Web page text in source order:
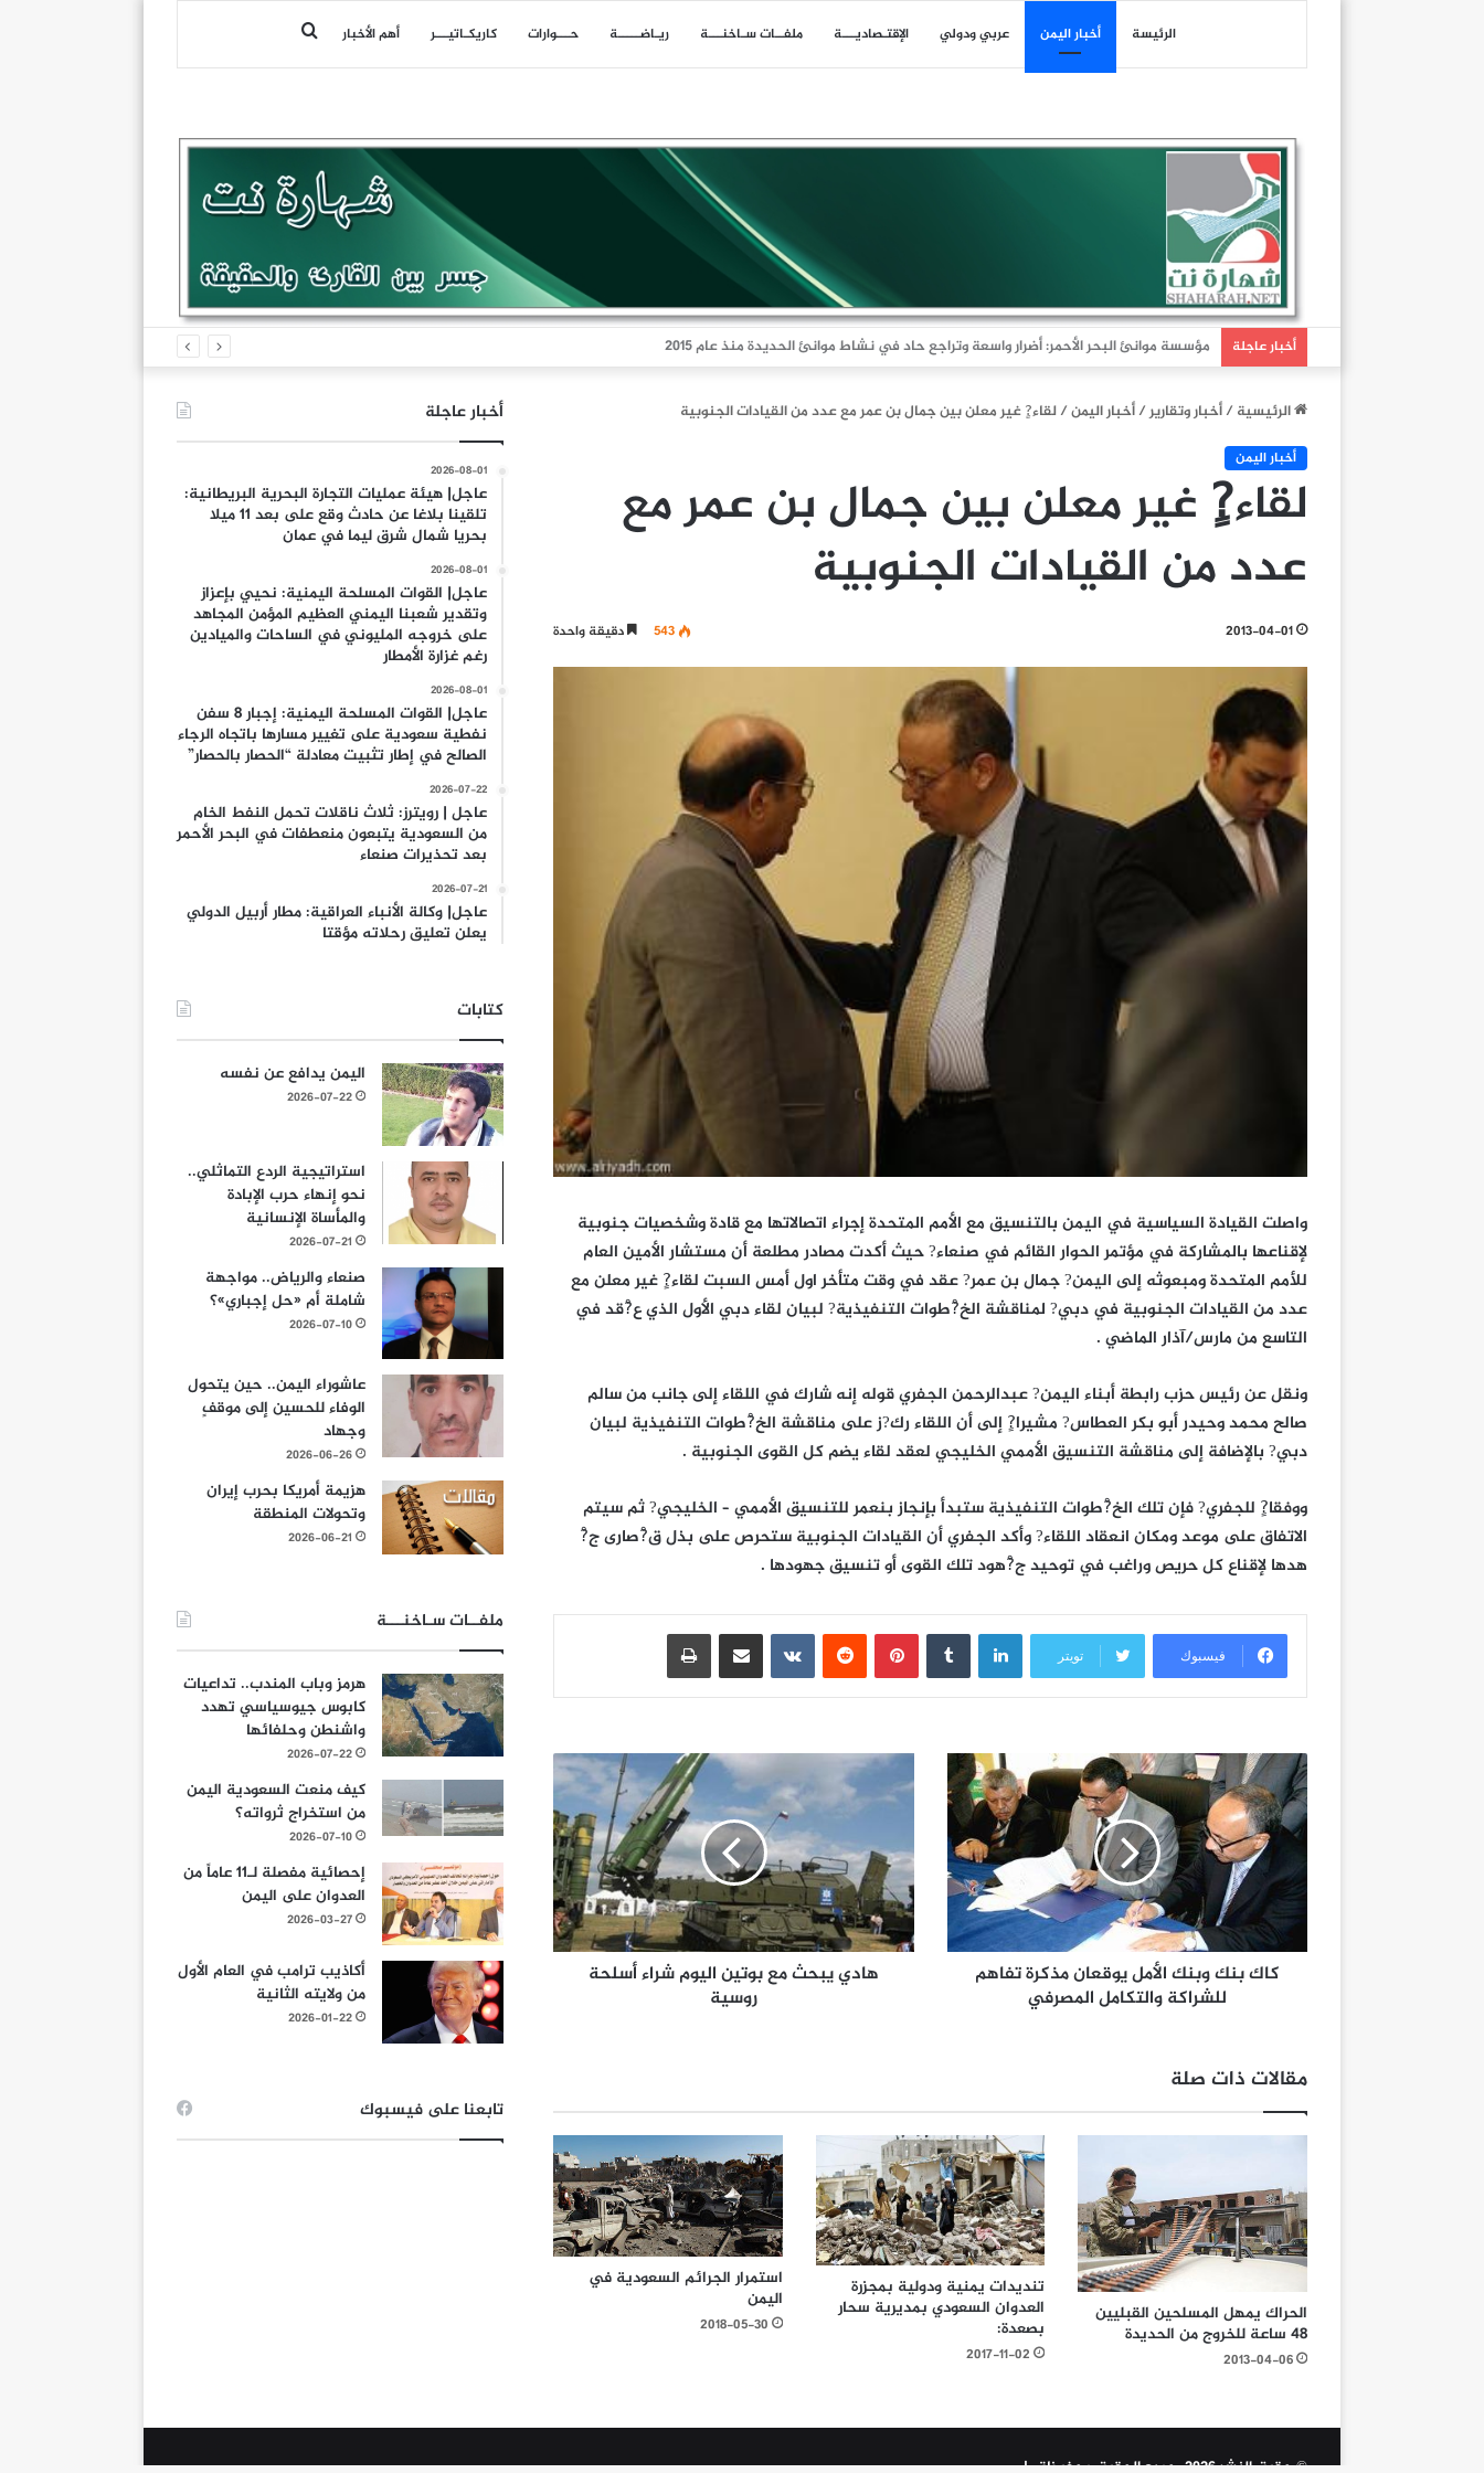
الرئيسة أخبار اليمن عربي ودولي اﻹقتـصاديـــة ملفــات سـاخنـــة ريـاضـــــة حـــوارات كاريكـاتيـــر أهم الأخبار بحث
أخبار عاجلة عاجل| هيئة عمليات التجارة البحرية البريطانية: تلقينا بلاغا عن حادث وقع على بعد 11 ميلا بحريا شمال شرق ليما في عمان
الرئيسية/أخبار وتقارير/أخبار اليمن/لقاء?ٍ غير معلن بين جمال بن عمر مع عدد من القيادات الجنوبية
أخبار اليمن
لقاء?ٍ غير معلن بين جمال بن عمر مع
عدد من القيادات الجنوبية
2013-04-01
543 دقيقة واحدة
واصلت القيادة السياسية في اليمن بالتنسيق مع الأمم المتحدة إجراء اتصالاتها مع قادة وشخصيات جنوبية
لإقناعها بالمشاركة في مؤتمر الحوار القائم في صنعاء? حيث أكدت مصادر مطلعة أن مستشار الأمين العام
للأمم المتحدة ومبعوثه إلى اليمن? جمال بن عمر? عقد في وقت متأخر اول أمس السبت لقاء?ٍ غير معلن مع
عدد من القيادات الجنوبية في دبي? لمناقشة الخ?ْطوات التنفيذية? لبيان لقاء دبي الأول الذي ع?ْقد في
التاسع من مارس/آذار الماضي .
ونقل عن رئيس حزب رابطة أبناء اليمن? عبدالرحمن الجفري قوله إنه شارك في اللقاء إلى جانب من سالم
صالح محمد وحيدر أبو بكر العطاس? مشيرا?ٍ إلى أن اللقاء رك?ز على مناقشة الخ?ْطوات التنفيذية لبيان
دبي? بالإضافة إلى مناقشة التنسيق الأممي الخليجي لعقد لقاء يضم كل القوى الجنوبية .
ووفقا?ٍ للجفري? فإن تلك الخ?ْطوات التنفيذية ستبدأ بإنجاز بنعمر للتنسيق الأممي – الخليجي? ثم سيتم
الاتفاق على موعد ومكان انعقاد اللقاء? وأكد الجفري أن القيادات الجنوبية ستحرص على بذل ق?ْصارى ج?ْ
هدها لإقناع كل حريص وراغب في توحيد ج?ْهود تلك القوى أو تنسيق جهودها .
فيسبوك تويتر
لينكدإن بينتيريست مشاركة عبر البريد طباعة
كاك بنك وبنك الأمل يوقعان مذكرة تفاهم
للشراكة والتكامل المصرفي
هادي يبحث مع بوتين اليوم شراء أسلحة
روسية
مقالات ذات صلة
الحراك يمهل المسلحين القبليين
48 ساعة للخروج من الحديدة
2013-04-06
تنديدات يمنية ودولية بمجزرة
العدوان السعودي بمديرية سحار
بصعدة:
2017-11-02
استمرار الجرائم السعودية في
اليمن
2018-05-30
أخبار عاجلة
2026-08-01
عاجل| هيئة عمليات التجارة البحرية البريطانية:
تلقينا بلاغا عن حادث وقع على بعد 11 ميلا
بحريا شمال شرق ليما في عمان
2026-08-01
عاجل| القوات المسلحة اليمنية: نحيي بإعزاز
وتقدير شعبنا اليمني العظيم المؤمن المجاهد
على خروجه المليوني في الساحات والميادين
رغم غزارة الأمطار
2026-08-01
عاجل| القوات المسلحة اليمنية: إجبار 8 سفن
نفطية سعودية على تغيير مسارها باتجاه الرجاء
الصالح في إطار تثبيت معادلة “الحصار بالحصار”
2026-07-22
عاجل | رويترز: ثلاث ناقلات تحمل النفط الخام
من السعودية يتبعون منعطفات في البحر الأحمر
بعد تحذيرات صنعاء
2026-07-21
عاجل| وكالة الأنباء العراقية: مطار أربيل الدولي
يعلن تعليق رحلاته مؤقتا
كتابات
اليمن يدافع عن نفسه
2026-07-22
استراتيجية الردع التماثلي..
نحو إنهاء حرب الإبادة
والمأساة الإنسانية
2026-07-21
صنعاء والرياض.. مواجهة
شاملة أم «حل إجباري»؟
2026-07-10
عاشوراء اليمن.. حين يتحول
الوفاء للحسين إلى موقفٍ
وجهاد
2026-06-26
هزيمة أمريكا بحرب إيران
وتحولات المنطقة
2026-06-21
ملفــات سـاخنـــة
هرمز وباب المندب.. تداعيات
كابوس جيوسياسي تهدد
واشنطن وحلفائها
2026-07-22
كيف منعت السعودية اليمن
من استخراج ثرواته؟
2026-07-10
إحصائية مفصلة لـ11 عاماً من
العدوان على اليمن
2026-03-27
أكاذيب ترامب في العام الأول
من ولايته الثانية
2026-01-22
تابعنا على فيسبوك
© حقوق النشر 2026، جميع الحقوق محفوظة |